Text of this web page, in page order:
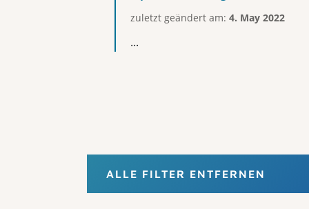
zuletzt geändert am: 4. May 2022
...
ALLE FILTER ENTFERNEN